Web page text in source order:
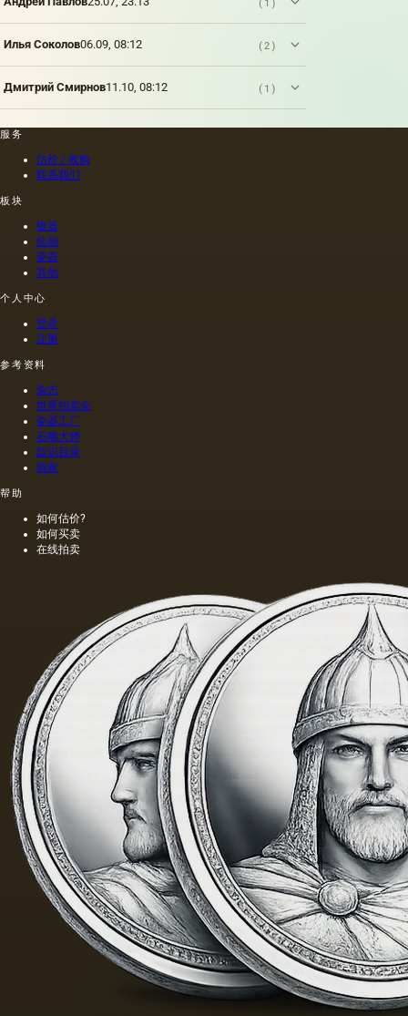
Илья Соколов06.09, 08:12 (2)
Дмитрий Смирнов11.10, 08:12 (1)
服务
估价 / 收购
联系我们
板块
银器
绘画
瓷器
其他
个人中心
登录
注册
参考资料
杂志
世界拍卖会
瓷器工厂
石雕大师
款识目录
画家
帮助
如何估价?
如何买卖
在线拍卖